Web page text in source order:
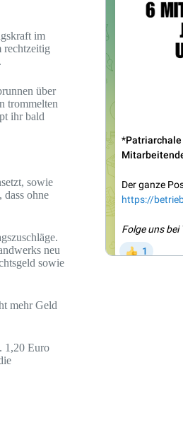
im
rechtzeitig
über
trommelten
ihr bald
sowie
ohne
neu
sowie
mehr Geld
1,20 Euro